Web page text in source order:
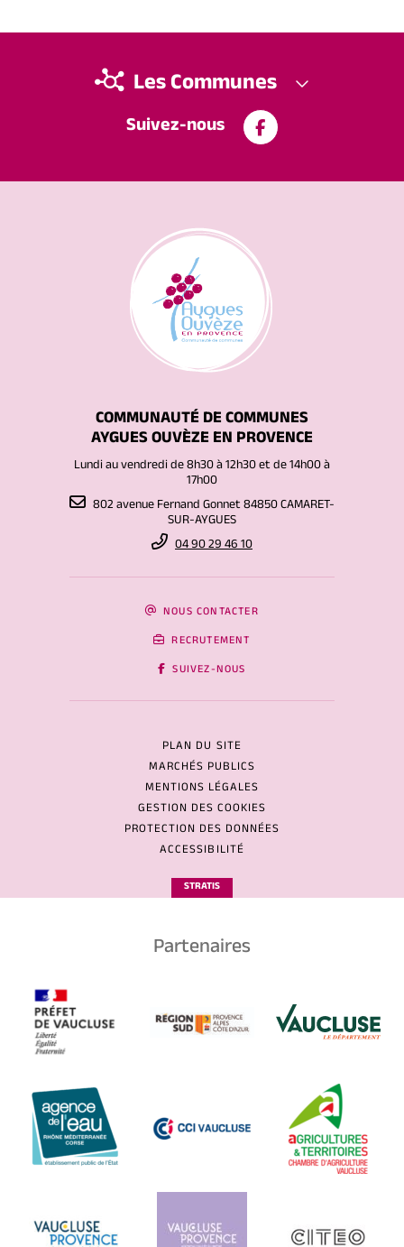
Suivez-nous
Les Communes
COMMUNAUTÉ DE COMMUNES
AYGUES OUVÈZE EN PROVENCE
Lundi au vendredi de 8h30 à 12h30 et de 14h00 à
17h00
802 avenue Fernand Gonnet 84850 CAMARET-
SUR-AYGUES
04 90 29 46 10
NOUS CONTACTER
RECRUTEMENT
SUIVEZ-NOUS
PLAN DU SITE
MARCHÉS PUBLICS
MENTIONS LÉGALES
GESTION DES COOKIES
PROTECTION DES DONNÉES
ACCESSIBILITÉ
STRATIS
Partenaires